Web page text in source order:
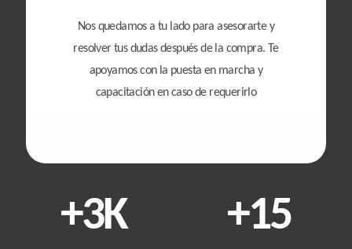
Nos quedamos a tu lado para asesorarte y
resolver tus dudas después de la compra. Te
apoyamos con la puesta en marcha y
capacitación en caso de requerirlo
+3K +15